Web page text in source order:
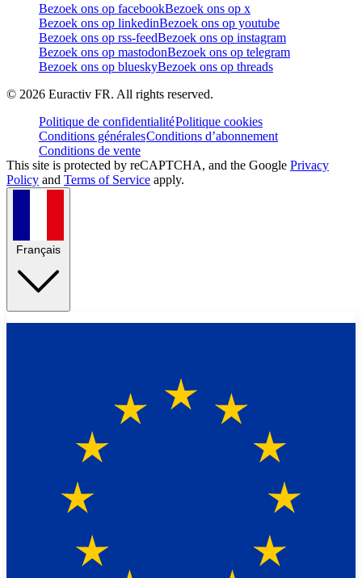
Bezoek ons op facebookBezoek ons op x
Bezoek ons op linkedinBezoek ons op youtube
Bezoek ons op rss-feedBezoek ons op instagram
Bezoek ons op mastodonBezoek ons op telegram
Bezoek ons op blueskyBezoek ons op threads
© 2026 Euractiv FR. All rights reserved.
Politique de confidentialitéPolitique cookies
Conditions généralesConditions d’abonnement
Conditions de vente
This site is protected by reCAPTCHA, and the Google Privacy
Policy and Terms of Service apply.
Français